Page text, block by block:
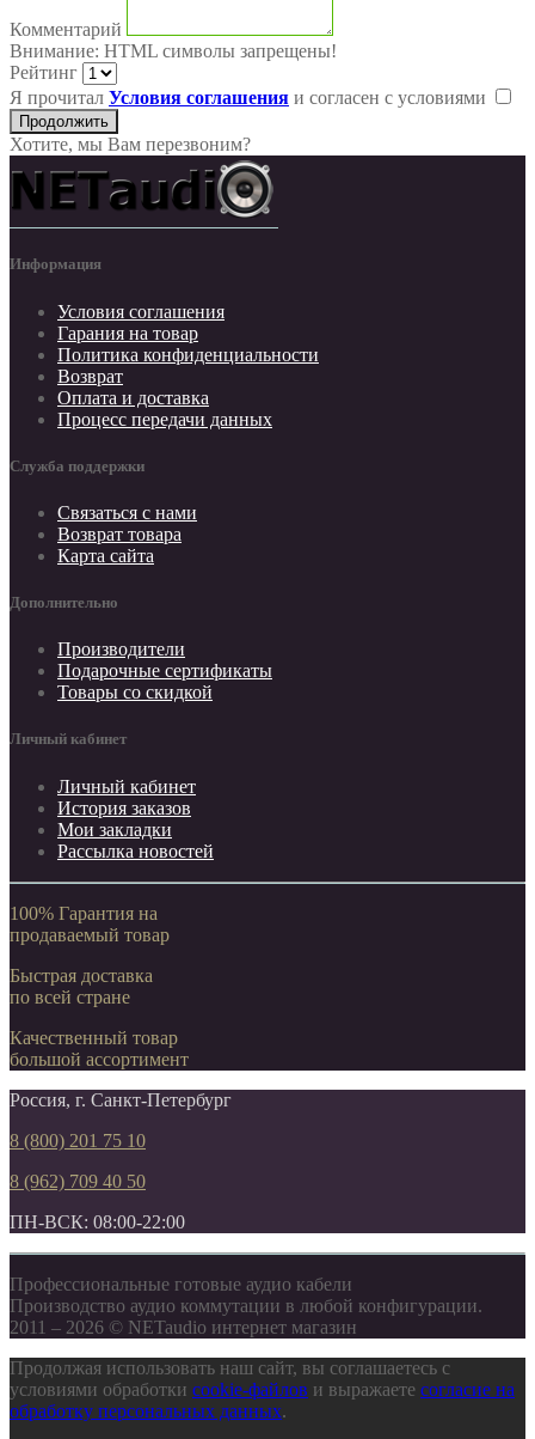
Комментарий
Внимание: HTML символы запрещены!
Рейтинг
Я прочитал Условия соглашения и согласен с условиями
Продолжить
Хотите, мы Вам перезвоним?
Информация
Условия соглашения
Гарания на товар
Политика конфиденциальности
Возврат
Оплата и доставка
Процесс передачи данных
Служба поддержки
Связаться с нами
Возврат товара
Карта сайта
Дополнительно
Производители
Подарочные сертификаты
Товары со скидкой
Личный кабинет
Личный кабинет
История заказов
Мои закладки
Рассылка новостей
100% Гарантия на
продаваемый товар
Быстрая доставка
по всей стране
Качественный товар
большой ассортимент
Россия, г. Санкт-Петербург
8 (800) 201 75 10
8 (962) 709 40 50
ПН-ВСК: 08:00-22:00
Профессиональные готовые аудио кабели
Производство аудио коммутации в любой конфигурации.
2011 – 2026 © NETaudio интернет магазин
Продолжая использовать наш сайт, вы соглашаетесь с
условиями обработки cookie-файлов и выражаете согласие на
обработку персональных данных.